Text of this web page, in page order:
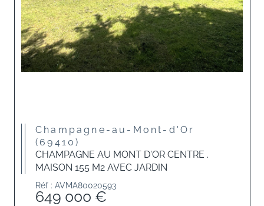
Champagne-au-Mont-d'Or
(69410)
CHAMPAGNE AU MONT D'OR CENTRE .
MAISON 155 M2 AVEC JARDIN
Réf : AVMA80020593
649 000 €